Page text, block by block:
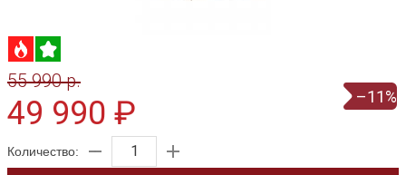
55 990 p.
–11%
49 990 ₽
Количество: